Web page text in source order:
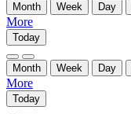
Month Week Day
More
Today
Month Week Day
More
Today